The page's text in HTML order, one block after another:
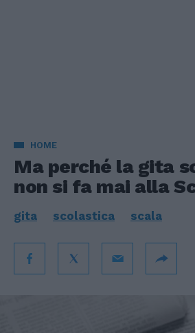
HOME
Ma perché la gita
non si fa mai alla
gita scolastica scala